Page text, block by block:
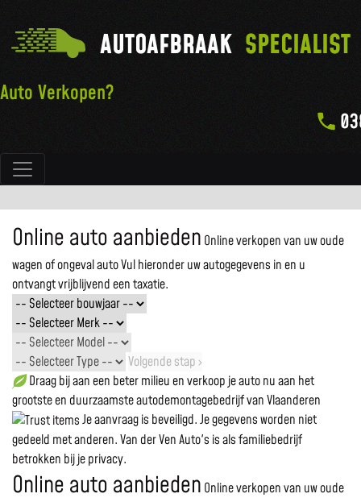
Hoofdnavigatie
AUTOAFBRAAK SPECIALIST
Auto Verkopen?
Online auto aanbieden Online verkopen van uw oude
wagen of ongeval autoVul hieronder uw autogegevens in en u
ontvangt vrijblijvend een taxatie.
Volgende stap ›
Draag bij aan een beter milieu en verkoop je auto nu aan het
grootste en duurzaamste autodemontagebedrijf van Vlaanderen
Je aanvraag is beveiligd. Je gegevens worden niet
gedeeld met anderen. Van der Ven Auto's is als familiebedrijf
betrokken bij je privacy.
Online auto aanbieden Online verkopen van uw oude